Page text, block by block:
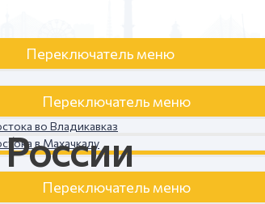
Переключатель меню
Переключатель меню
во Владикавказ
в Махачкалу
Переключатель меню